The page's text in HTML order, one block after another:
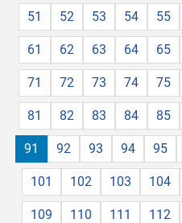
51 52 53 54 55
61 62 63 64 65
71 72 73 74 75
81 82 83 84 85
91 92 93 94 95
101 102 103 104
109 110 111 112